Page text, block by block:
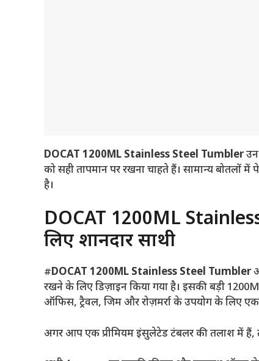
DOCAT 1200ML Stainless Steel Tumblerउन
को सही तापमान पर रखना चाहते हैं। सामान्य बोतलों
है।
DOCAT 1200ML
लिए शानदार साथी
#DOCAT 1200ML Stainless Steel Tumbler
रखने के लिए डिज़ाइन किया गया है। इसकी बड़ी
ऑफिस, ट्रैवल, जिम और रोज़मर्रा के उपयोग के लिए एक
अगर आप एक प्रीमियम इंसुलेटेड टंबलर की तलाश में हैं,